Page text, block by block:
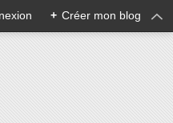
+ Créer mon blog